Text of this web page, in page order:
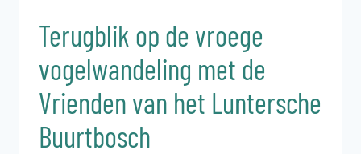
Terugblik op de vroege
vogelwandeling met de
Vrienden van het Luntersche
Buurtbosch